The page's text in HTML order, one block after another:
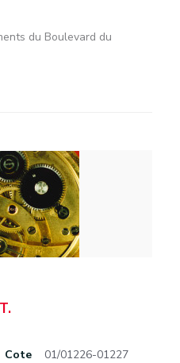
du Boulevard du
Cote 01/01226-01227